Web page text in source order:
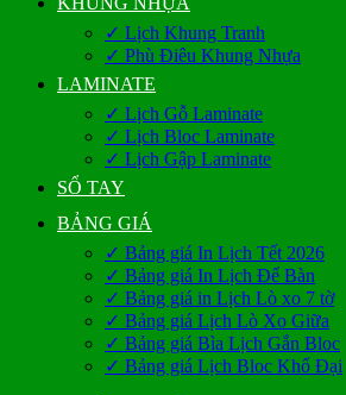
✓ Lịch Khung Tranh
✓ Phù Điêu Khung Nhựa
LAMINATE
✓ Lịch Gỗ Laminate
✓ Lịch Bloc Laminate
✓ Lịch Gập Laminate
SỔ TAY
BẢNG GIÁ
✓ Bảng giá In Lịch Tết 2026
✓ Bảng giá In Lịch Để Bàn
✓ Bảng giá in Lịch Lò xo 7 tờ
✓ Bảng giá Lịch Lò Xo Giữa
✓ Bảng giá Bìa Lịch Gắn Bloc
✓ Bảng giá Lịch Bloc Khổ Đại